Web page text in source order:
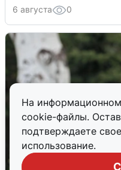
На
cookie-файлы.
подтверждаете свое
использование.
6 августа 0